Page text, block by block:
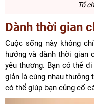
Tổ
Dành thời gian
Cuộc sống này không
hưởng và dành thời gian
yêu thương. Bạn có thể
giản là cùng nhau
có thể giúp bạn củng cố